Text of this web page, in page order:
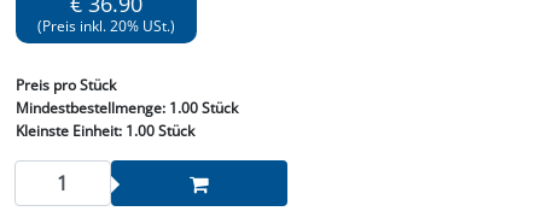
(Preis inkl. 20% USt.)
Preis pro Stück
Mindestbestellmenge: 1.00 Stück
Kleinste Einheit:1.00 Stück